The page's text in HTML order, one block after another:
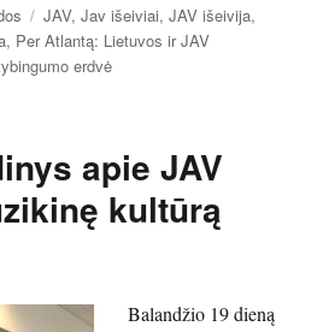
Žymos
JAV,Jav išeiviai,JAV išeivija,
, Per Atlantą: Lietuvos ir JAV
erdvė
apie JAV
kultūrą
Balandžio 19 dieną